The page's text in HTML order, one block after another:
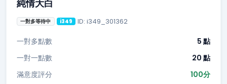
純情大白
一對多等待中 i349 ID: i349_301362
一對多點數
5 點
一對一點數
20 點
滿意度評分
100分